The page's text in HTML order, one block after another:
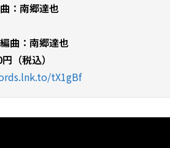
：南郷達也
曲：南郷達也
（税込）
tX1gBf